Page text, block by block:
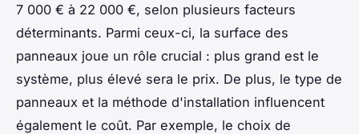
7 000 € à 22 000 €, selon plusieurs facteurs
déterminants. Parmi ceux-ci, la surface des
panneaux joue un rôle crucial : plus grand est le
système, plus élevé sera le prix. De plus, le type de
panneaux et la méthode d'installation influencent
également le coût. Par exemple, le choix de